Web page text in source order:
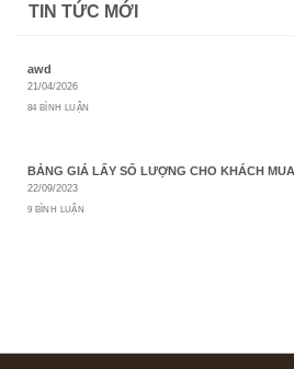
TIN TỨC MỚI
awd
21/04/2026
84 BÌNH LUẬN
BẢNG GIÁ LẤY SỐ LƯỢNG CHO KHÁCH
22/09/2023
9 BÌNH LUẬN